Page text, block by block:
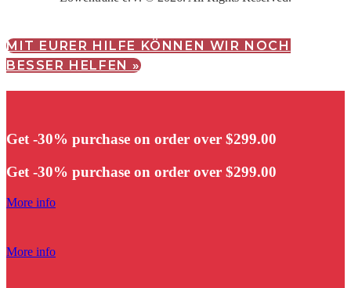
MIT EURER HILFE KÖNNEN WIR NOCH
BESSER HELFEN »
Get -30% purchase on order over $299.00
Get -30% purchase on order over $299.00
More info
More info